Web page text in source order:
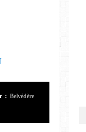
: Belvédère